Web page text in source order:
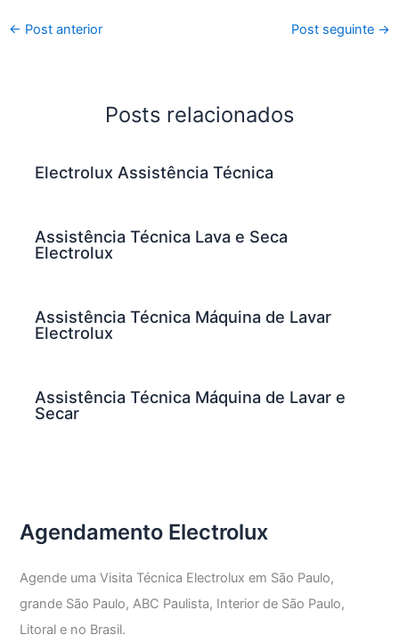
← Post anterior Post seguinte →
Posts relacionados
Electrolux Assistência Técnica
Assistência Técnica Lava e Seca
Electrolux
Assistência Técnica Máquina de Lavar
Electrolux
Assistência Técnica Máquina de Lavar e
Secar
Agendamento Electrolux
Agende uma Visita Técnica Electrolux em São Paulo,
grande São Paulo, ABC Paulista, Interior de São Paulo,
Litoral e no Brasil.